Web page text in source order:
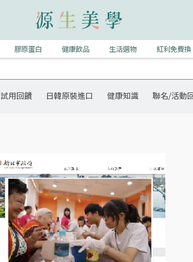
膠原蛋白 健康飲品 生活選物 紅利免費換
試用回饋 日韓原裝進口 健康知識 聯名/活動